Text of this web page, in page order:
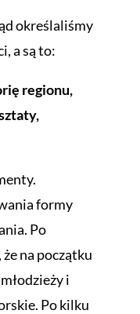
określaliśmy
a są to:
regionu,
formy
Po
na początku
i
Po kilku